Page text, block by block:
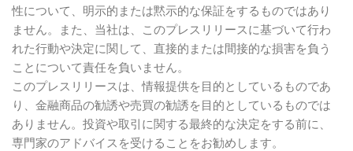
性について、明示的または黙示的な保証をするものではあり
ません。また、当社は、このプレスリリースに基づいて行わ
れた行動や決定に関して、直接的または間接的な損害を負う
ことについて責任を負いません。
このプレスリリースは、情報提供を目的としているものであ
り、金融商品の勧誘や売買の勧誘を目的としているものでは
ありません。投資や取引に関する最終的な決定をする前に、
専門家のアドバイスを受けることをお勧めします。